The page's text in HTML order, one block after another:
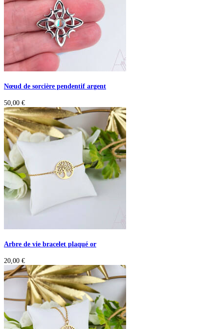
Nœud de sorcière pendentif argent
50,00 €
Arbre de vie bracelet plaqué or
20,00 €